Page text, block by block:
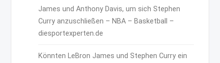
James und Anthony Davis, um sich Stephen
Curry anzuschließen – NBA – Basketball –
diesportexperten.de
Könnten LeBron James und Stephen Curry ein